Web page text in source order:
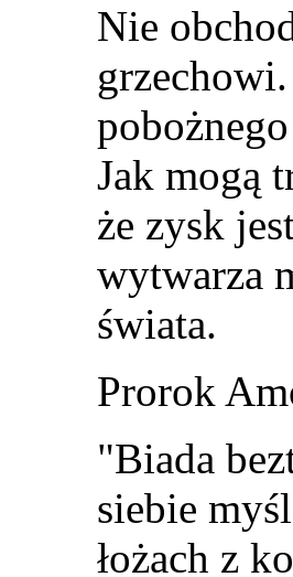
Nie
Jak mogą
że zysk
wytwarza
świata.
Prorok
"Biada
siebie
łożach z